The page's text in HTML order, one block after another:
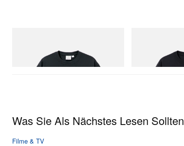
Jetzt einkaufen
Jetzt einkaufen
Was Sie Als Nächstes Lesen Sollten
Filme & TV